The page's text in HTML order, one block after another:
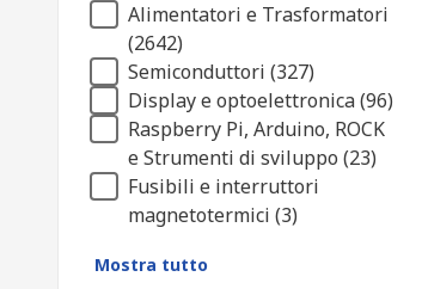
Alimentatori e Trasformatori
(2642)
Semiconduttori (327)
Display e optoelettronica (96)
Raspberry Pi, Arduino, ROCK
e Strumenti di sviluppo (23)
Fusibili e interruttori
magnetotermici (3)
Mostra tutto